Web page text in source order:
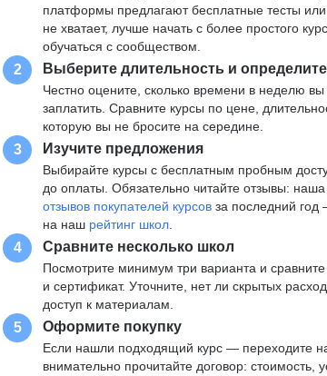
платформы предлагают бесплатные тесты или
не хватает, лучше начать с более простого
обучаться с сообществом.
2 Выберите длительность и
Честно оцените, сколько времени в неделю вы
заплатить. Сравните курсы по цене,
которую вы не бросите на середине.
3 Изучите предложения
Выбирайте курсы с бесплатным пробным
до оплаты. Обязательно читайте отзывы:
отзывов покупателей курсовза последний год
на наш рейтинг школ
4 Сравните несколько школ
Посмотрите минимум три варианта и
и сертификат. Уточните, нет ли скрытых
доступ к материалам.
5 Оформите покупку
Если нашли подходящий курс — переходите
внимательно прочитайте договор: стоимость,